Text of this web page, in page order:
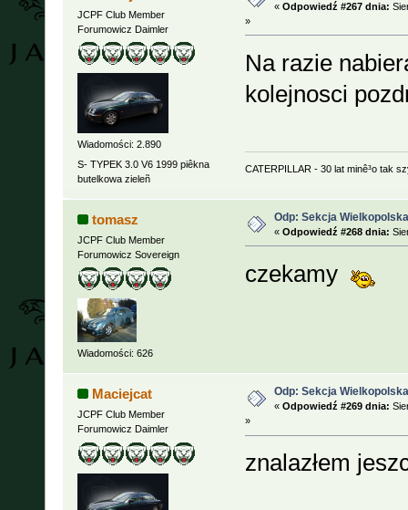
JCPF Club Member
Forumowicz Daimler
Wiadomości: 2.890
S- TYPEK 3.0 V6 1999 piêkna
butelkowa zieleñ
« Odpowiedź #267 dnia:
»
Na razie
kolejnosci
CATERPILLAR - 30 lat minê³o tak
tomasz
JCPF Club Member
Forumowicz Sovereign
Wiadomości: 626
Odp: Sekcja
« Odpowiedź #268 dnia:
czekamy
Maciejcat
JCPF Club Member
Forumowicz Daimler
Odp: Sekcja
« Odpowiedź #269 dnia:
»
znalazłem